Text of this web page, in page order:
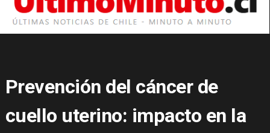
Prevención del cáncer de
cuello uterino: impacto en la